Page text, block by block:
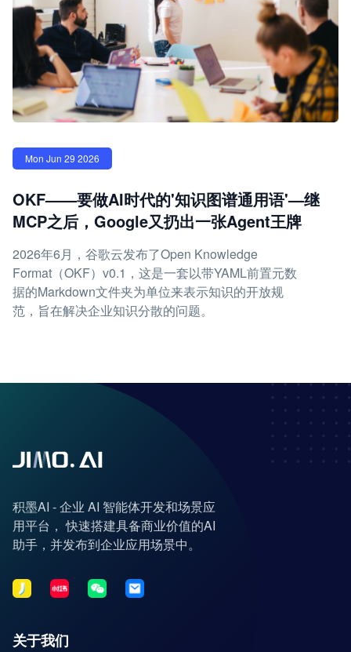
Mon Jun 29 2026
OKF——要做AI时代的'知识图谱通用语'—继
MCP之后，Google又扔出一张Agent王牌
2026年6月，谷歌云发布了Open Knowledge
Format（OKF）v0.1，这是一套以带YAML前置元数
据的Markdown文件夹为单位来表示知识的开放规
范，旨在解决企业知识分散的问题。
积墨AI - 企业 AI 智能体开发和场景应
用平台， 快速搭建具备商业价值的AI
助手，并发布到企业应用场景中。
关于我们